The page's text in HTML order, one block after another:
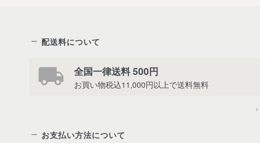
配送料について
全国一律送料 500円
お買い物税込11,000円以上で送料無料
お支払い方法について